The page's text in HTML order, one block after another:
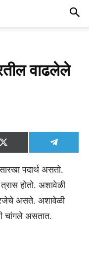
वाढलेले
Share
on
X
(Twitter)
Share
on
पदार्थ असतो.
होतो. अशावेळी
असते. अशावेळी
चांगले असतात.